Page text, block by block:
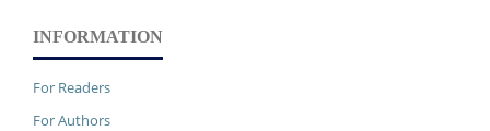
INFORMATION
For Readers
For Authors